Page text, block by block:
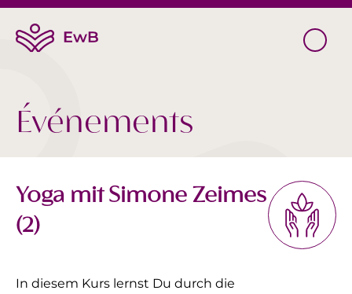
Événements
Yoga mit Simone Zeimes
(2)
In diesem Kurs lernst Du durch die